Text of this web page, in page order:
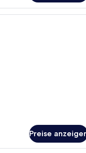
Hochwertige Bettwaren,
Preise